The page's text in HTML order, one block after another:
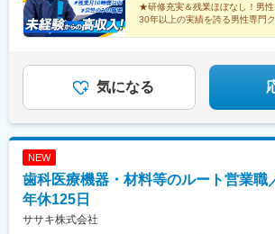
★研修充実＆残業ほぼなし！男
30年以上の実績を誇る男性専門
気になる
NEW
歯科医療機器・材料等のルート営業職
年休125日
ササキ株式会社